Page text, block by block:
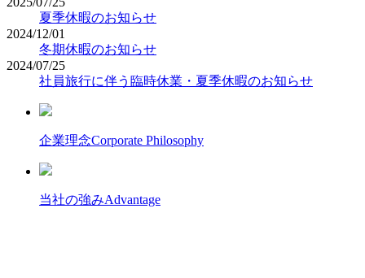
夏季休暇のお知らせ
2024/12/01
冬期休暇のお知らせ
2024/07/25
社員旅行に伴う臨時休業・夏季休暇のお知らせ
企業理念Corporate Philosophy
当社の強みAdvantage